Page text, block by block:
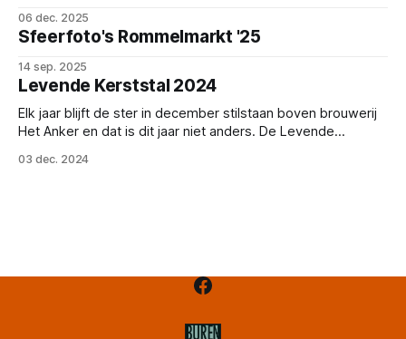
'tableau vivant' met wel meer dan 20 figuranten: de drie
koningen, de kleine Jezus, de ezel, ... Echter dan dit kan je
ze
06 dec. 2025
Sfeerfoto's Rommelmarkt '25
14 sep. 2025
Levende Kerststal 2024
Elk jaar blijft de ster in december stilstaan boven brouwerij
Het Anker en dat is dit jaar niet anders. De Levende
december weer voor een gezellige bedoening op het
03 dec. 2024